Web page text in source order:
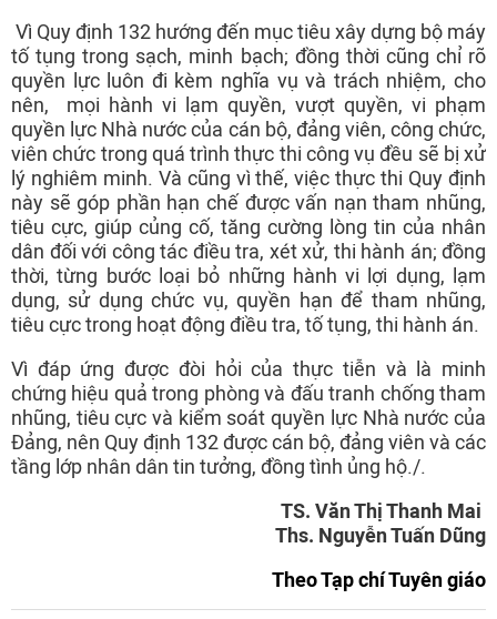
Vì Quy định 132 hướng đến mục tiêu xây dựng bộ máy
tố tụng trong sạch, minh bạch; đồng thời cũng chỉ rõ
quyền lực luôn đi kèm nghĩa vụ và trách nhiệm, cho
nên, mọi hành vi lạm quyền, vượt quyền, vi phạm
quyền lực Nhà nước của cán bộ, đảng viên, công chức,
viên chức trong quá trình thực thi công vụ đều sẽ bị xử
lý nghiêm minh. Và cũng vì thế, việc thực thi Quy định
này sẽ góp phần hạn chế được vấn nạn tham nhũng,
tiêu cực, giúp củng cố, tăng cường lòng tin của nhân
dân đối với công tác điều tra, xét xử, thi hành án; đồng
thời, từng bước loại bỏ những hành vi lợi dụng, lạm
dụng, sử dụng chức vụ, quyền hạn để tham nhũng,
tiêu cực trong hoạt động điều tra, tố tụng, thi hành án.
Vì đáp ứng được đòi hỏi của thực tiễn và là minh
chứng hiệu quả trong phòng và đấu tranh chống tham
nhũng, tiêu cực và kiểm soát quyền lực Nhà nước của
Đảng, nên Quy định 132 được cán bộ, đảng viên và các
tầng lớp nhân dân tin tưởng, đồng tình ủng hộ./.
TS. Văn Thị Thanh Mai
Ths. Nguyễn Tuấn Dũng
Theo Tạp chí Tuyên giáo